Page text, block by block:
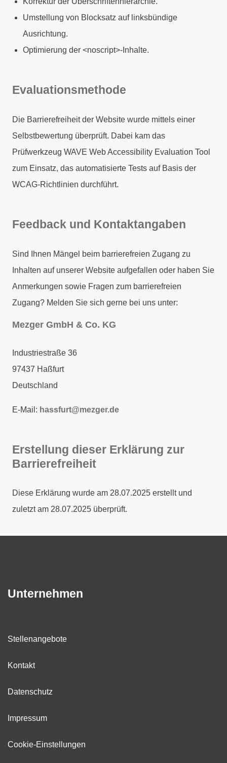
Umstellung von Blocksatz auf linksbündige
Ausrichtung.
Optimierung der <noscript>-Inhalte.
Evaluationsmethode
Die Barrierefreiheit der Website wurde mittels einer
Selbstbewertung überprüft. Dabei kam das
Prüfwerkzeug WAVE Web Accessibility Evaluation Tool
zum Einsatz, das automatisierte Tests auf Basis der
WCAG-Richtlinien durchführt.
Feedback und Kontaktangaben
Sind Ihnen Mängel beim barrierefreien Zugang zu
Inhalten auf unserer Website aufgefallen oder haben Sie
Anmerkungen sowie Fragen zum barrierefreien
Zugang? Melden Sie sich gerne bei uns unter:
Mezger GmbH & Co. KG
Industriestraße 36
97437 Haßfurt
Deutschland
E-Mail: hassfurt@mezger.de
Erstellung dieser Erklärung zur
Barrierefreiheit
Diese Erklärung wurde am 28.07.2025 erstellt und
zuletzt am 28.07.2025 überprüft.
Unternehmen
Stellenangebote
Kontakt
Datenschutz
Impressum
Cookie-Einstellungen